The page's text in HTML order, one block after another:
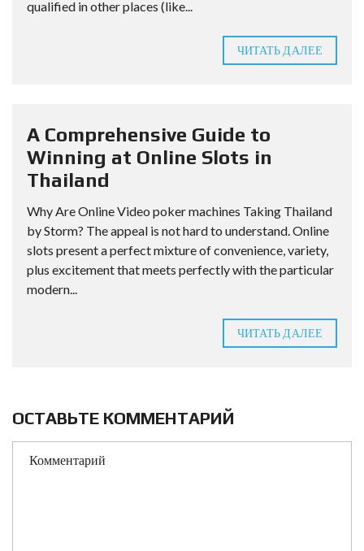
qualified in other places (like...
ЧИТАТЬ ДАЛЕЕ
A Comprehensive Guide to
Winning at Online Slots in
Thailand
Why Are Online Video poker machines Taking Thailand
by Storm? The appeal is not hard to understand. Online
slots present a perfect mixture of convenience, variety,
plus excitement that meets perfectly with the particular
modern...
ЧИТАТЬ ДАЛЕЕ
ОСТАВЬТЕ КОММЕНТАРИЙ